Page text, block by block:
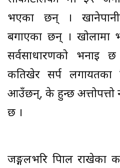
भएका छन् ।
बगाएका छन् । खोलामा
सर्वसाधारणको भनाइ
कतिखेर सर्प लगायतका
आउँछन्, के हुन्छ अत्तोपत्तो
छ ।
जङ्गलभरि त्रिपाल राखेका